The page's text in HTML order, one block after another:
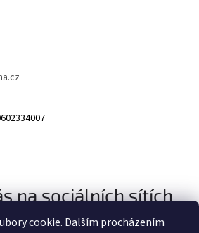
cookie. Dalším procházením
na sociálních sítích